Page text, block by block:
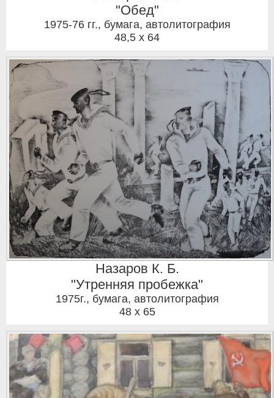
"Обед"
1975-76 гг., бумага, автолитография
48,5 x 64
Назаров К. Б.
"Утренняя пробежка"
1975г., бумага, автолитография
48 x 65